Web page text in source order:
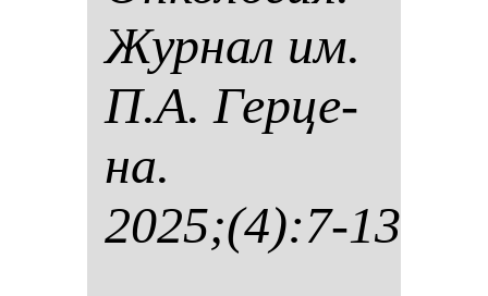
Жур­нал им.
П.А. Гер­це­
на.
2025;(4):7-13